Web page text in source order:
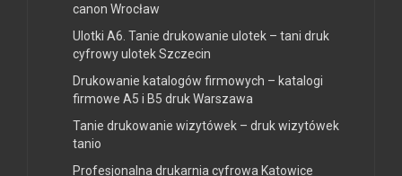
canon Wrocław
Ulotki A6. Tanie drukowanie ulotek – tani druk
cyfrowy ulotek Szczecin
Drukowanie katalogów firmowych – katalogi
firmowe A5 i B5 druk Warszawa
Tanie drukowanie wizytówek – druk wizytówek
tanio
Profesjonalna drukarnia cyfrowa Katowice